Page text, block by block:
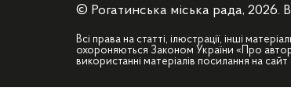
© Рогатинська міська рада, 2026.
Всі права на статті, ілюстрації, інші
охороняються Законом України «Про
використанні матеріалів посилання на